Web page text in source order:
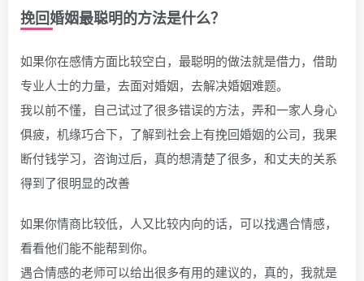
挽回婚姻最聪明的方法是什么？
如果你在感情方面比较空白，最聪明的做法就是借力，借助
专业人士的力量，去面对婚姻，去解决婚姻难题。
我以前不懂，自己试过了很多错误的方法，弄和一家人身心
俱疲，机缘巧合下，了解到社会上有挽回婚姻的公司，我果
断付钱学习，咨询过后，真的想清楚了很多，和丈夫的关系
得到了很明显的改善
如果你情商比较低，人又比较内向的话，可以找遇合情感，
看看他们能不能帮到你。
遇合情感的老师可以给出很多有用的建议的，真的，我就是